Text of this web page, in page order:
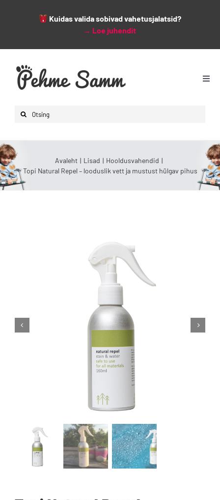
Kuidas valida sobivad vahetusjalatsid?
→ Loe juhendit
content
Search
Lapsed
Mehed
Lisad
Avaleht Lisad
Hooldusvahendid
Topi Natural Repel – looduslik vett ja mustust hülgav pihus